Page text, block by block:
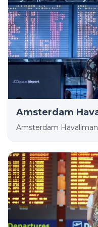
Amsterdam
Amsterdam